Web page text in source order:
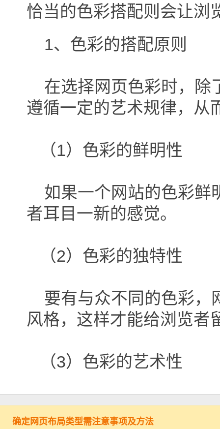
恰当的色彩搭配则会让浏
1、色彩的搭配原则
在选择网页色彩时，除
遵循一定的艺术规律，从
（1）色彩的鲜明性
如果一个网站的色彩鲜
者耳目一新的感觉。
（2）色彩的独特性
要有与众不同的色彩，
风格，这样才能给浏览者
（3）色彩的艺术性
确定网页布局类型需注意事项及方法